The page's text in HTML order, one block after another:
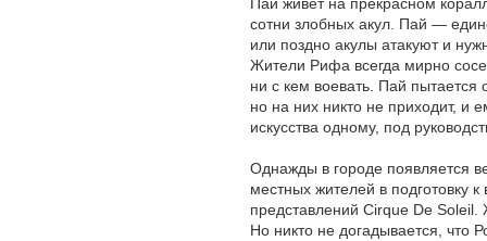
сотни злобных акул. Пай —
или поздно акулы атакуют и
Жители Рифа всегда мирно
ни с кем воевать. Пай пытается
но на них никто не приходит, и
искусства одному, под
Однажды в городе появляется
местных жителей в подготовку
представлений Cirque De
Но никто не догадывается, что